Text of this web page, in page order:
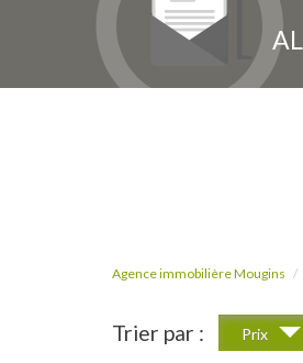
Agence immobilière Mougins
Trier par : Prix